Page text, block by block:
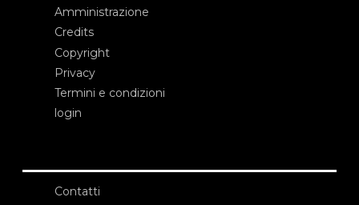
Amministrazione
Credits
Copyright
Privacy
Termini e condizioni
login
Contatti